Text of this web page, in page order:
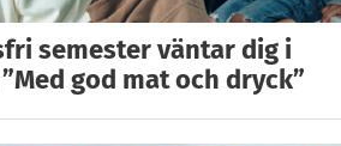
semester väntar dig i
god mat och dryck”